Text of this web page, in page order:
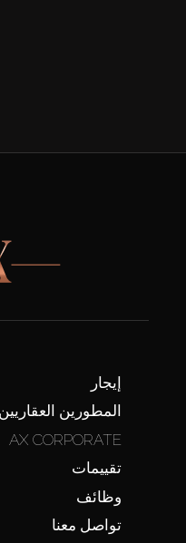
إيجار
المطورين العقاريين
AX CORPORATE
تقييمات
وظائف
تواصل معنا